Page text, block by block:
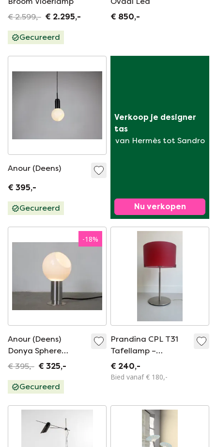
€ 2.599,- € 2.295,-
Gecureerd
€ 850,-
Anour (Deens)
€ 395,-
Gecureerd
Verkoop je designer
tas
van Hermès tot Sandro
Nu verkopen
-18%
Anour (Deens)
Donya Sphere
wand/tafellamp
€ 395,- € 325,-
Gecureerd
Prandina CPL T31
Tafellamp –
Christian Ploderer
€ 240,-
Bied vanaf € 180,-